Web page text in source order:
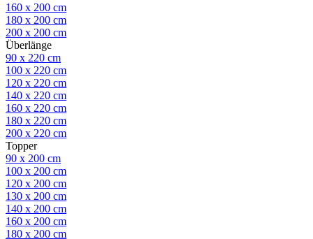
160 x 200 cm
180 x 200 cm
200 x 200 cm
Überlänge
90 x 220 cm
100 x 220 cm
120 x 220 cm
140 x 220 cm
160 x 220 cm
180 x 220 cm
200 x 220 cm
Topper
90 x 200 cm
100 x 200 cm
120 x 200 cm
130 x 200 cm
140 x 200 cm
160 x 200 cm
180 x 200 cm